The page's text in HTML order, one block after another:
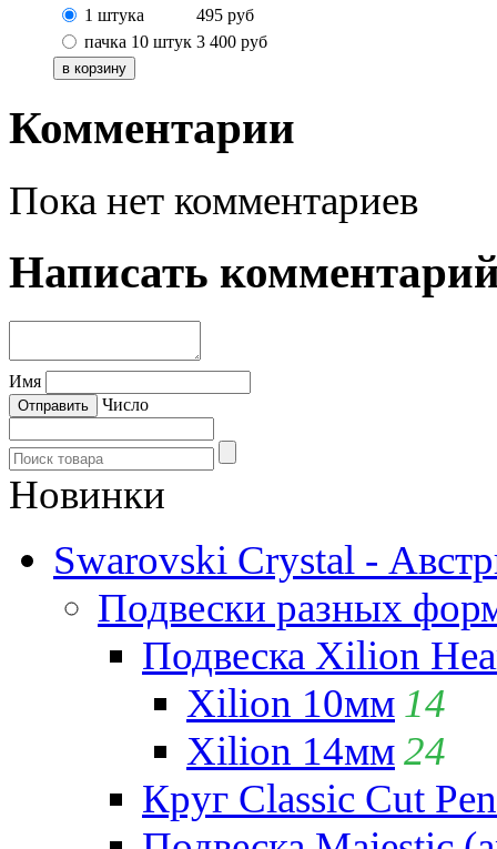
1 штука 495 руб
пачка 10 штук 3 400 руб
Комментарии
Пока нет комментариев
Написать
Имя
Число
Новинки
Swarovski Crystal -
Подвески разных
Подвеска Xilion
Xilion 10мм 14
Xilion 14мм24
Круг Classic Cut